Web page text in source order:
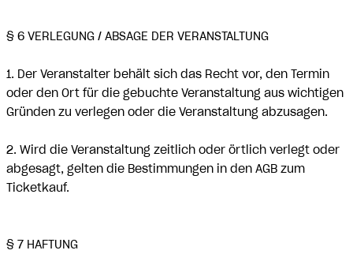
§ 6 VERLEGUNG / ABSAGE DER VERANSTALTUNG
1. Der Veranstalter behält sich das Recht vor, den Termin
oder den Ort für die gebuchte Veranstaltung aus wichtigen
Gründen zu verlegen oder die Veranstaltung abzusagen.
2. Wird die Veranstaltung zeitlich oder örtlich verlegt oder
abgesagt, gelten die Bestimmungen in den AGB zum
Ticketkauf.
§ 7 HAFTUNG